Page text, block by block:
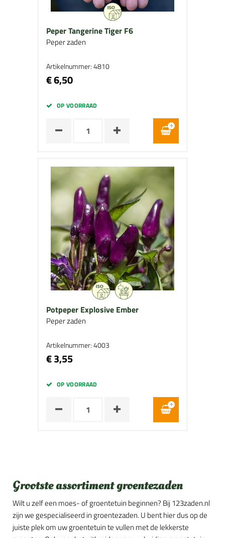
Peper Tangerine Tiger F6
Peper zaden
Artikelnummer: 4810
€ 6,50
OP VOORRAAD
Potpeper Explosive Ember
Peper zaden
Artikelnummer: 4003
€ 3,55
OP VOORRAAD
Grootste assortiment groentezaden
Wilt u zelf een moes- of groentetuin beginnen? Bij 123zaden.nl
zijn we gespecialiseerd in groentezaden. U bent hier dus op de
juiste plek om uw groentetuin te vullen met de lekkerste